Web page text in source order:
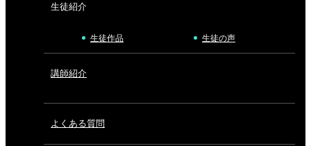
生徒紹介
生徒作品 生徒の声
講師紹介
よくある質問